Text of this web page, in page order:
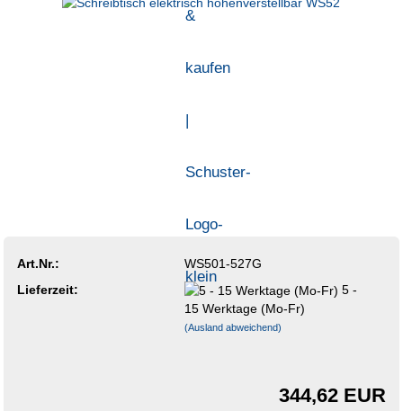
Art.Nr.:
WS501-527G
Lieferzeit:
5 -
15 Werktage (Mo-Fr)
(Ausland abweichend)
344,62 EUR